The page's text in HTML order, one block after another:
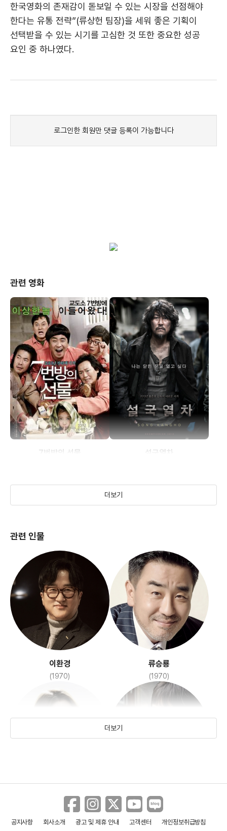
한국영화의 존재감이 돋보일 수 있는 시장을 선점해야
한다는 유통 전략”(류상헌 팀장)을 세워 좋은 기획이
선택받을 수 있는 시기를 고심한 것 또한 중요한 성공
요인 중 하나였다.
관련 영화
7번방의 선물 설국열차
관상
(2013)
아이언맨 3
(2013)
베를린
(2012)
은밀하게 위대하게
(2013)
더보기
관련 인물
이환경
(1970)
류승룡
(1970)
박신혜
(1990)
갈소원
(2006)
더보기
공지사항 회사소개 광고 및 제휴 안내 고객센터
개인정보취급방침